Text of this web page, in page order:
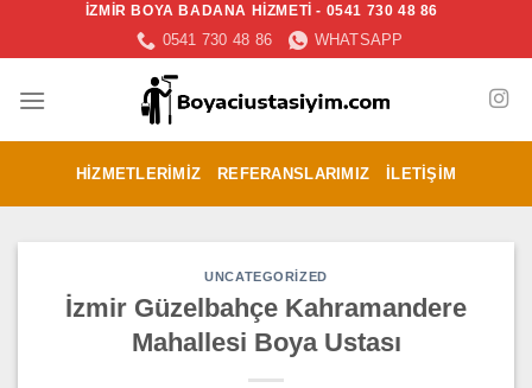
İZMİR BOYA BADANA HİZMETİ - 0541 730 48 86
0541 730 48 86 WHATSAPP
HIZMETLERIMIZ REFERANSLARIMIZ İLETIŞIM
UNCATEGORIZED
İzmir Güzelbahçe Kahramandere
Mahallesi Boya Ustası